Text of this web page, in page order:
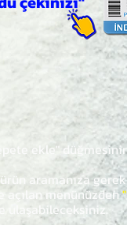
ekle"
aramanıza
açılan menünüzden
ulaşabileceksiniz.